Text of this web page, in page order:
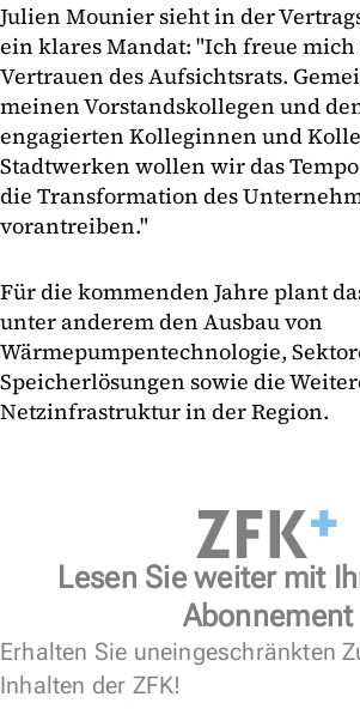
Julien Mounier sieht in der
ein klares Mandat: "Ich freue mich
Vertrauen des Aufsichtsrats.
meinen Vorstandskollegen und
engagierten Kolleginnen und
Stadtwerken wollen wir das
die Transformation des
vorantreiben."
Für die kommenden Jahre plant
unter anderem den Ausbau von
Wärmepumpentechnologie,
Speicherlösungen sowie die
Netzinfrastruktur in der Region.
Lesen Sie weiter mit
Abonnement
Erhalten Sie uneingeschränkten
Inhalten der ZFK!